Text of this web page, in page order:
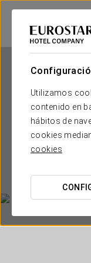
Utilizamos
contenido en
hábitos de
cookies
cookies